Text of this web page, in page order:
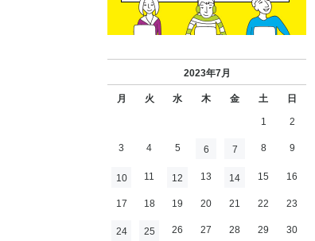
2023年7月
月 火 水 木 金 土 日
1 2
3 4 5 6 7 8 9
10 11 12 13 14 15 16
17 18 19 20 21 22 23
24 25 26 27 28 29 30